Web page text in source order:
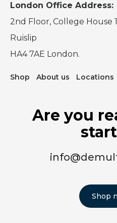
London Office Address:
2nd Floor, College House
Ruislip
HA4 7AE London.
Shop About us Locations
Are you
Shop